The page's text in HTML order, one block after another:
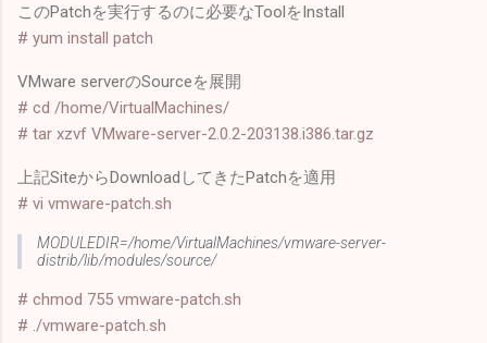
このPatchを実行するのに必要なToolをInstall
# yum install patch
VMware serverのSourceを展開
# cd /home/VirtualMachines/
# tar xzvf VMware-server-2.0.2-203138.i386.tar.gz
上記SiteからDownloadしてきたPatchを適用
# vi vmware-patch.sh
MODULEDIR=/home/VirtualMachines/vmware-server-
distrib/lib/modules/source/
# chmod 755 vmware-patch.sh
# ./vmware-patch.sh